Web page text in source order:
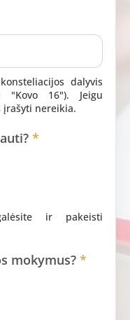
dalyvis
"Kovo 16"). Jeigu
įrašyti nereikia.
*
ir pakeisti
mokymus?*